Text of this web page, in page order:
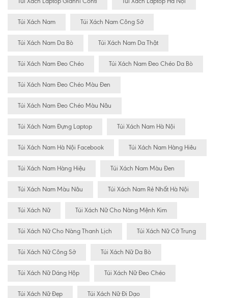
Túi Xách Nam Túi Xách Nam Công Sở
Túi Xách Nam Da Bò Túi Xách Nam Da Thật
Túi Xách Nam Đeo Chéo Túi Xách Nam Đeo Chéo Da Bò
Túi Xách Nam Đeo Chéo Màu Đen
Túi Xách Nam Đeo Chéo Màu Nâu
Túi Xách Nam Đựng Laptop Túi Xách Nam Hà Nội
Túi Xách Nam Hà Nội Facebook Túi Xách Nam Hàng Hiêu
Túi Xách Nam Hàng Hiệu Túi Xách Nam Màu Đen
Túi Xách Nam Màu Nâu Túi Xách Nam Rẻ Nhất Hà Nội
Túi Xách Nữ Túi Xách Nữ Cho Nàng Mệnh Kim
Túi Xách Nữ Cho Nàng Thanh Lịch Túi Xách Nữ Cỡ Trung
Túi Xách Nữ Công Sở Túi Xách Nữ Da Bò
Túi Xách Nữ Dáng Hộp Túi Xách Nữ Đeo Chéo
Túi Xách Nữ Đẹp Túi Xách Nữ Đi Dạo